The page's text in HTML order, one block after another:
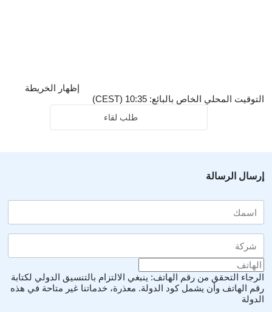
إظهار الخريطة
التوقيت المحلي الخاص بالبائع: 10:35 (CEST)
طلب لقاء
إرسال الرسالة
الرجاء التحقق من رقم الهاتف: ينبغي الالتزام بالتنسيق الدولي لكتابة
رقم الهاتف وأن يشمل كود الدولة. معذرة، خدماتنا غير متاحة في هذه
الدولة